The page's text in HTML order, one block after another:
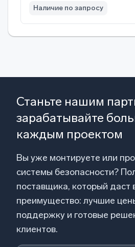
Наличие по запросу
Станьте нашим
зарабатывайте
каждым проектом
Вы уже монтируете или
системы безопасности?
поставщика, который даст
преимущество: лучшие
поддержку и готовые
клиентов.